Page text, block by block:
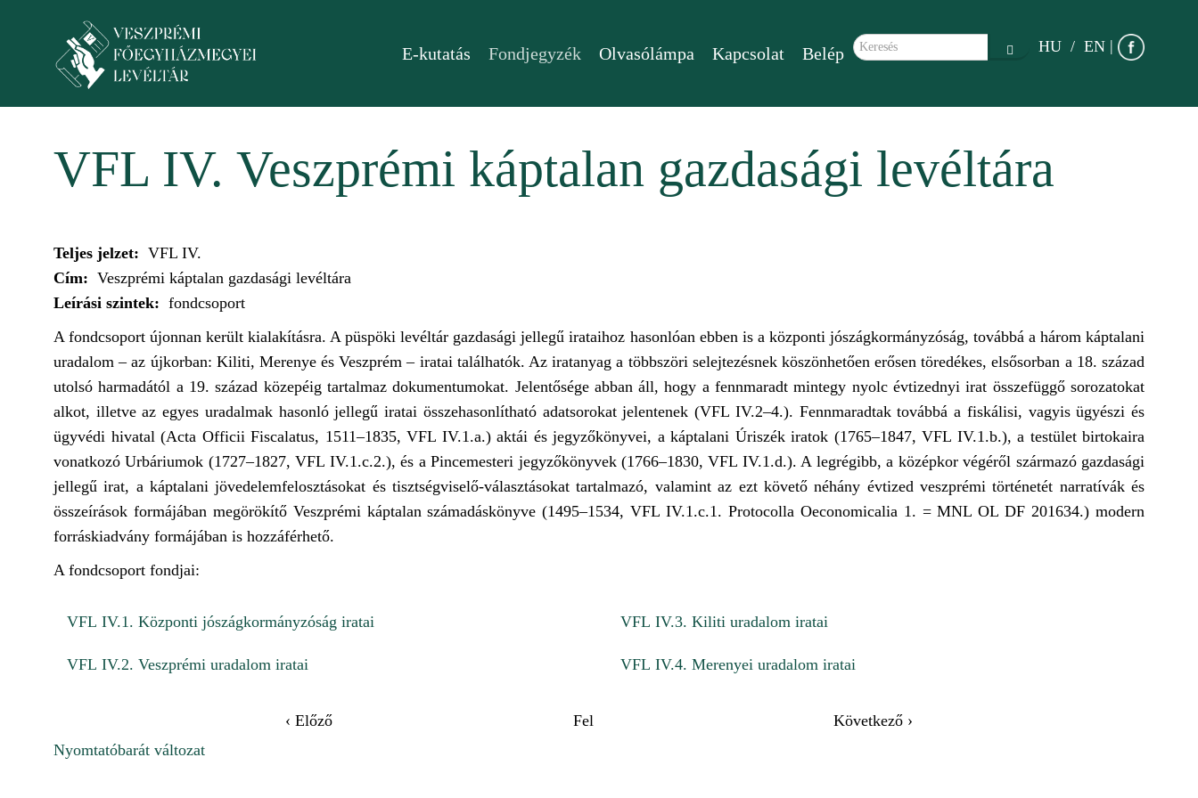
E-kutatás Fondjegyzék Olvasólámpa Kapcsolat Belép |
HU EN
Keresés űrlap
VFL IV. Veszprémi káptalan gazdasági levéltára
Teljes jelzet: VFL IV.
Cím: Veszprémi káptalan gazdasági levéltára
Leírási szintek: fondcsoport
A fondcsoport újonnan került kialakításra. A püspöki levéltár gazdasági jellegű irataihoz hasonlóan ebben is a központi jószágkormányzóság, továbbá a három káptalani
uradalom – az újkorban: Kiliti, Merenye és Veszprém – iratai találhatók. Az iratanyag a többszöri selejtezésnek köszönhetően erősen töredékes, elsősorban a 18. század
utolsó harmadától a 19. század közepéig tartalmaz dokumentumokat. Jelentősége abban áll, hogy a fennmaradt mintegy nyolc évtizednyi irat összefüggő sorozatokat
alkot, illetve az egyes uradalmak hasonló jellegű iratai összehasonlítható adatsorokat jelentenek (VFL IV.2–4.). Fennmaradtak továbbá a fiskálisi, vagyis ügyészi és
ügyvédi hivatal (Acta Officii Fiscalatus, 1511–1835, VFL IV.1.a.) aktái és jegyzőkönyvei, a káptalani Úriszék iratok (1765–1847, VFL IV.1.b.), a testület birtokaira
vonatkozó Urbáriumok (1727–1827, VFL IV.1.c.2.), és a Pincemesteri jegyzőkönyvek (1766–1830, VFL IV.1.d.). A legrégibb, a középkor végéről származó gazdasági
jellegű irat, a káptalani jövedelemfelosztásokat és tisztségviselő-választásokat tartalmazó, valamint az ezt követő néhány évtized veszprémi történetét narratívák és
összeírások formájában megörökítő Veszprémi káptalan számadáskönyve (1495–1534, VFL IV.1.c.1. Protocolla Oeconomicalia 1. = MNL OL DF 201634.) modern
forráskiadvány formájában is hozzáférhető.
A fondcsoport fondjai:
VFL IV.1. Központi jószágkormányzóság iratai
VFL IV.2. Veszprémi uradalom iratai
VFL IV.3. Kiliti uradalom iratai
VFL IV.4. Merenyei uradalom iratai
‹ Előző Fel
Következő ›
Nyomtatóbarát változat